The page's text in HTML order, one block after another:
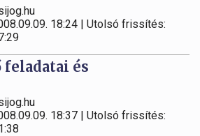
18:24 | Utolsó frissítés:
feladatai és
18:37 | Utolsó frissítés: